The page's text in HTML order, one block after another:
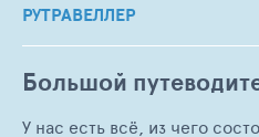
РУТРАВЕЛЛЕР
Большой
У нас есть всё, из чего